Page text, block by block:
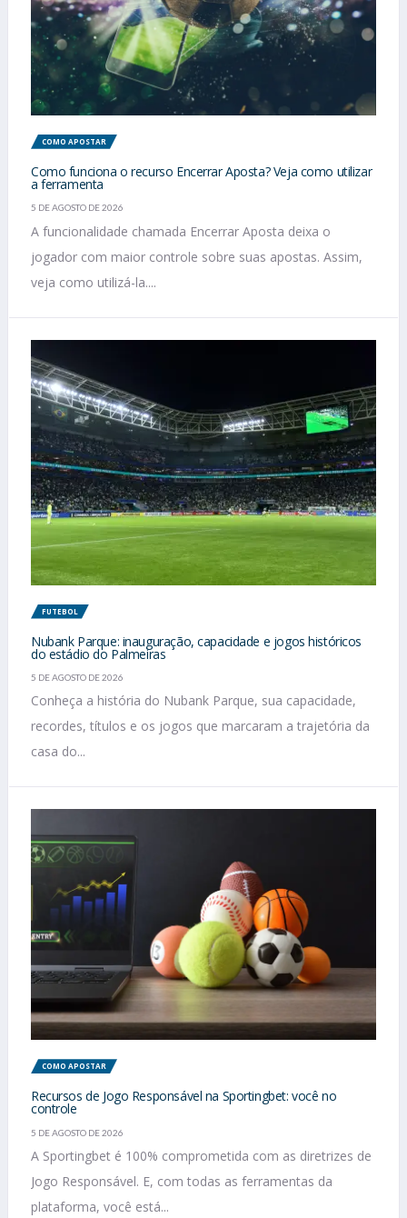
COMO APOSTAR
Como funciona o recurso Encerrar Aposta? Veja como utilizar
a ferramenta
5 DE AGOSTO DE 2026
A funcionalidade chamada Encerrar Aposta deixa o
jogador com maior controle sobre suas apostas. Assim,
veja como utilizá-la....
FUTEBOL
Nubank Parque: inauguração, capacidade e jogos históricos
do estádio do Palmeiras
5 DE AGOSTO DE 2026
Conheça a história do Nubank Parque, sua capacidade,
recordes, títulos e os jogos que marcaram a trajetória da
casa do...
COMO APOSTAR
Recursos de Jogo Responsável na Sportingbet: você no
controle
5 DE AGOSTO DE 2026
A Sportingbet é 100% comprometida com as diretrizes de
Jogo Responsável. E, com todas as ferramentas da
plataforma, você está...